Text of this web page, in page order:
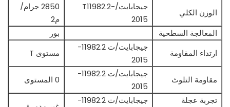
الوزن الكلي
جيجابايت/T11982.2-
2015
2850 جرام/
م2
المعالجة السطحية
بور
ارتداء المقاومة
جيجابايت/ت 11982.2-
2015
مستوى T
مقاومة التلوث
جيجابايت/ت 11982.2-
2015
0 المستوى
تجربة عجلة
جيجابايت/ت 11982.2-